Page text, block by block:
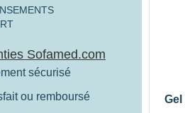
Sofamed.com
sécurisé
ou remboursé
Gel